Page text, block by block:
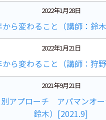
2022年1月28日
から変わること（講師：鈴
2022年1月21日
から変わること（講師：狩
2021年9月21日
アプローチ アパマンオー
鈴木）[2021.9]